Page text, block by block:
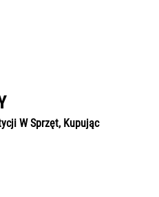
W Sprzęt, Kupując